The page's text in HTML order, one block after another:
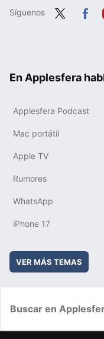
Síguenos
En Applesfera
Applesfera Podcast
Mac portátil
Apple TV
Rumores
WhatsApp
iPhone 17
VER MÁS TEMAS